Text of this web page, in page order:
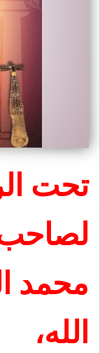
تحت
لصاحب
محمد
الله،